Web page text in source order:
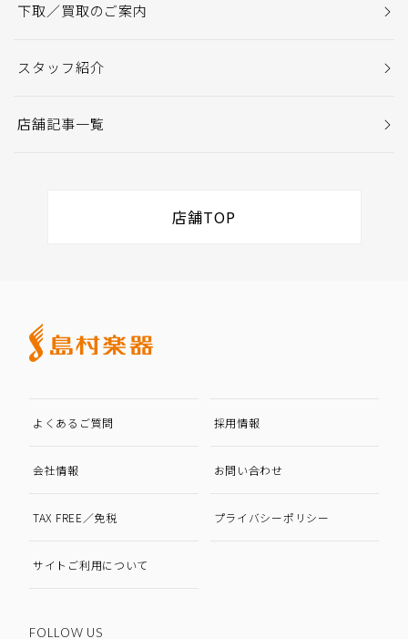
下取／買取のご案内
スタッフ紹介
店舗記事一覧
店舗TOP
よくあるご質問 採用情報
会社情報 お問い合わせ
TAX FREE／免税 プライバシーポリシー
サイトご利用について
FOLLOW US